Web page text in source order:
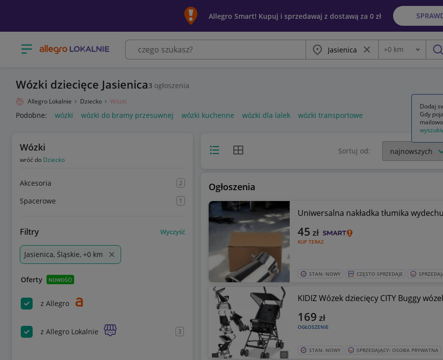
Allegro Smart! Kupuj i sprzedawaj z dostawą za 0 zł
Otwórz menu z kategoriami Miasto Wyczyść frazę
Odległość
+0 km
Wózki dziecięce Jasienica3 ogłoszenia
Allegro Lokalnie Dziecko Wózki
Podobne: wózki wózki do bramy przesuwnej wózki kuchenne wózki dla lalek wózki transportowe
Wózki
wróć do Dziecko
Akcesoria 2
Spacerowe 1
Filtry Wyczyść
Jasienica, Śląskie, +0 km
Oferty NOWOŚĆ!
z Allegro
z Allegro Lokalnie 3
Widok listyWidok siatki Sortuj od:
Ogłoszenia
Uniwersalna nakładka tłumika
KUP TERAZ
45 zł
STAN: NOWY CZĘSTO SPRZEDAJE
KIDIZ Wózek dziecięcy CITY Buggy
OGŁOSZENIE
169 zł
STAN: NOWY SPRZEDAJĄCY: OSOBA PRYWATNA
Dodaj
Gdy